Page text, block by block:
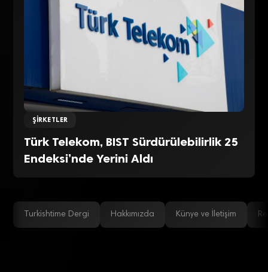
ŞIRKETLER
Türk Telekom, BIST Sürdürülebilirlik 25
Endeksi’nde Yerini Aldı
Turkishtime Dergi Hakkımızda Künye ve İletişim